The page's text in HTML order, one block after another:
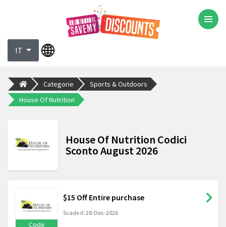
IT
Categorie
Sports & Outdoors
House Of Nutrition
House Of Nutrition Codici
Sconto August 2026
Code
$15 Off Entire purchase
Scade il: 28-Dec-2026